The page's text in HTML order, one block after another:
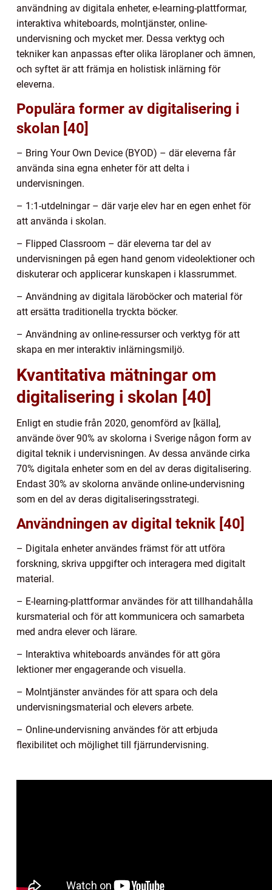
användning av digitala enheter, e-learning-plattformar,
interaktiva whiteboards, molntjänster, online-
undervisning och mycket mer. Dessa verktyg och
tekniker kan anpassas efter olika läroplaner och ämnen,
och syftet är att främja en holistisk inlärning för
eleverna.
Populära former av digitalisering i
skolan [40]
– Bring Your Own Device (BYOD) – där eleverna får
använda sina egna enheter för att delta i
undervisningen.
– 1:1-utdelningar – där varje elev har en egen enhet för
att använda i skolan.
– Flipped Classroom – där eleverna tar del av
undervisningen på egen hand genom videolektioner och
diskuterar och applicerar kunskapen i klassrummet.
– Användning av digitala läroböcker och material för
att ersätta traditionella tryckta böcker.
– Användning av online-ressurser och verktyg för att
skapa en mer interaktiv inlärningsmiljö.
Kvantitativa mätningar om
digitalisering i skolan [40]
Enligt en studie från 2020, genomförd av [källa],
använde över 90% av skolorna i Sverige någon form av
digital teknik i undervisningen. Av dessa använde cirka
70% digitala enheter som en del av deras digitalisering.
Endast 30% av skolorna använde online-undervisning
som en del av deras digitaliseringsstrategi.
Användningen av digital teknik [40]
– Digitala enheter användes främst för att utföra
forskning, skriva uppgifter och interagera med digitalt
material.
– E-learning-plattformar användes för att tillhandahålla
kursmaterial och för att kommunicera och samarbeta
med andra elever och lärare.
– Interaktiva whiteboards användes för att göra
lektioner mer engagerande och visuella.
– Molntjänster användes för att spara och dela
undervisningsmaterial och elevers arbete.
– Online-undervisning användes för att erbjuda
flexibilitet och möjlighet till fjärrundervisning.